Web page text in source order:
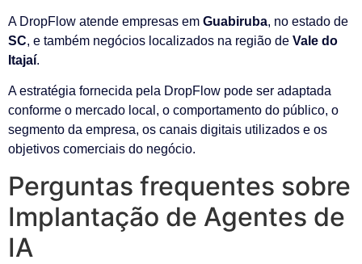
A DropFlow atende empresas em Guabiruba, no estado de
SC, e também negócios localizados na região de Vale do
Itajaí.
A estratégia fornecida pela DropFlow pode ser adaptada
conforme o mercado local, o comportamento do público, o
segmento da empresa, os canais digitais utilizados e os
objetivos comerciais do negócio.
Perguntas frequentes sobre
Implantação de Agentes de
IA